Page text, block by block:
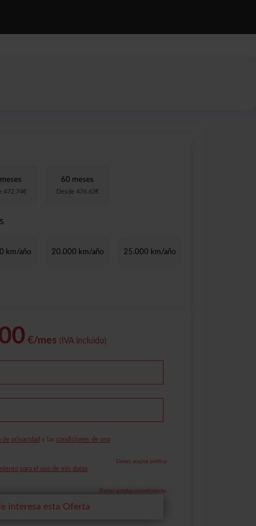
472.74€
60 meses
Desde 476.63€
km/año 20.000 km/año 25.000 km/año
€/mes (IVA incluido)
de privacidad y las condiciones de uso
Debes aceptar política
para el uso de mis datos
Debes aceptar consetimiento
interesa esta Oferta